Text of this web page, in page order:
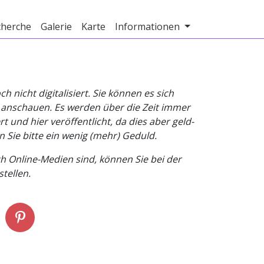
Galerie Karte Informationen
nicht digitalisiert. Sie können es sich
Es werden über die Zeit immer
und hier veröffentlicht, da dies aber geld-
Sie bitte ein wenig (mehr) Geduld.
Online-Medien sind, können Sie bei der